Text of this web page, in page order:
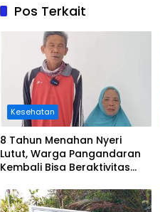
Pos Terkait
Kesehatan
8 Tahun Menahan Nyeri
Lutut, Warga Pangandaran
Kembali Bisa Beraktivitas
Ditanggung BPJS